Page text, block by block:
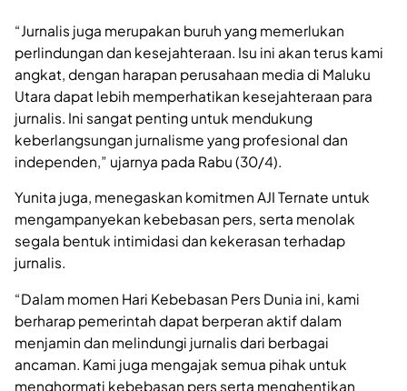
“Jurnalis juga merupakan buruh yang memerlukan
perlindungan dan kesejahteraan. Isu ini akan terus kami
angkat, dengan harapan perusahaan media di Maluku
Utara dapat lebih memperhatikan kesejahteraan para
jurnalis. Ini sangat penting untuk mendukung
keberlangsungan jurnalisme yang profesional dan
independen,” ujarnya pada Rabu (30/4).
Yunita juga, menegaskan komitmen AJI Ternate untuk
mengampanyekan kebebasan pers, serta menolak
segala bentuk intimidasi dan kekerasan terhadap
jurnalis.
“Dalam momen Hari Kebebasan Pers Dunia ini, kami
berharap pemerintah dapat berperan aktif dalam
menjamin dan melindungi jurnalis dari berbagai
ancaman. Kami juga mengajak semua pihak untuk
menghormati kebebasan pers serta menghentikan